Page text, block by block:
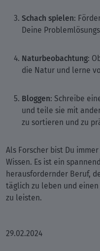
Schach spielen:
Deine
Naturbeobachtung:
die Natur und lerne
Bloggen: Schreibe
und teile sie mit
zu sortieren und zu
Als Forscher bist Du
Wissen. Es ist ein
herausfordernder Beruf,
täglich zu leben und
zu leisten.
29.02.2024